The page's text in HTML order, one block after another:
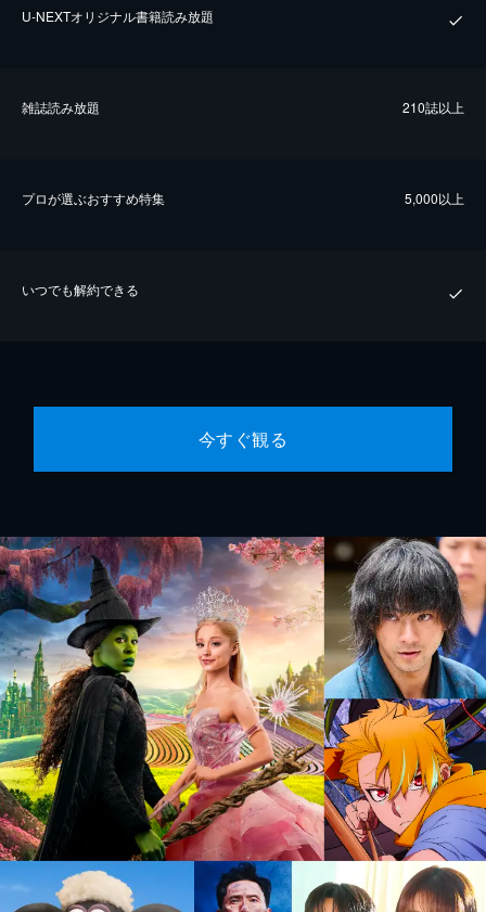
U-NEXTオリジナル書籍読み放題
雑誌読み放題 210誌以上
プロが選ぶおすすめ特集 5,000以上
いつでも解約できる
今すぐ観る